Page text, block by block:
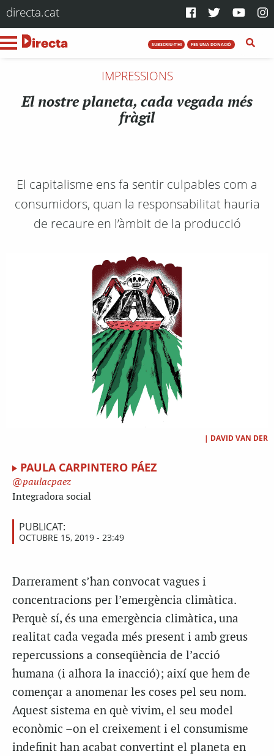
directa.cat
SUBSCRIU-T'HI FES UNA DONACIÓ
IMPRESSIONS
El nostre planeta, cada vegada més
fràgil
El capitalisme ens fa sentir culpables com a
consumidors, quan la responsabilitat hauria
de recaure en l’àmbit de la producció
| DAVID VAN DER
PAULA CARPINTERO PÁEZ
paulacpaez
Integradora social
PUBLICAT:
OCTUBRE 15, 2019 - 23:49
Darrerament s’han convocat vagues i
concentracions per l’emergència climàtica.
Perquè sí, és una emergència climàtica, una
realitat cada vegada més present i amb greus
repercussions a conseqüència de l’acció
humana (i alhora la inacció); així que hem de
començar a anomenar les coses pel seu nom.
Aquest sistema en què vivim, el seu model
econòmic –on el creixement i el consumisme
indefinit han acabat convertint el planeta en